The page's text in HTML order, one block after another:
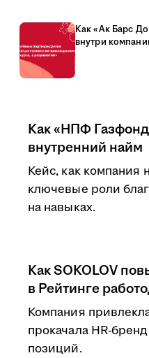
Как «Ак Барс
внутри
Как «НПФ
внутренний найм
Кейс, как компания
ключевые роли
на навыках.
Как SOKOLOV
в Рейтинге
Компания
прокачала HR-
позиций.